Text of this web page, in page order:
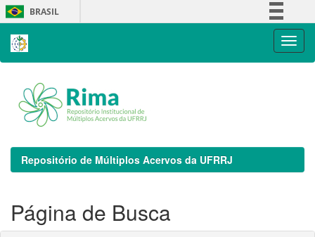
Skip
navigation
BRASIL
Repositório de Múltiplos Acervos da UFRRJ
Página de Busca